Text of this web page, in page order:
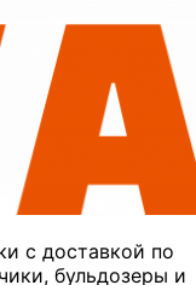
с доставкой по
бульдозеры и